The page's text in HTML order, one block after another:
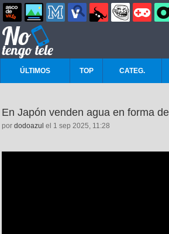
ÚLTIMOS TOP CATEG.
En Japón venden agua en forma
por dodoazul el 1 sep 2025, 11:28